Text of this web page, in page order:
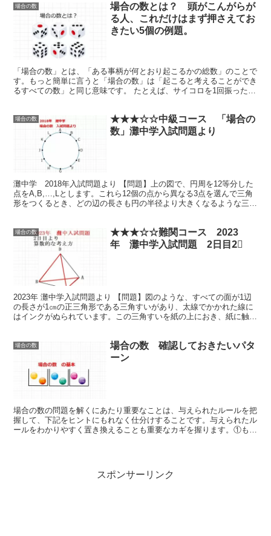
場合の数
場合の数とは？ 頭がこんがらが
る人、これだけはまず押さえてお
きたい5個の例題。
「場合の数」とは、「ある事柄が何とおり起こるかの総数」のことで
す。もっと簡単に言うと「場合の数」は「起こると考えることができ
るすべての数」と同じ意味です。 たとえば、サイコロを1回振った時
場合の数
★★★☆☆中級コース 「場合の
数」灘中学入試問題より
灘中学 2018年入試問題より 【問題】上の図で、円周を12等分した
点をA,B,…,Lとします。これら12個の点から異なる3点を選んで三角
形をつくるとき、どの辺の長さも円の半径より大きくなるような三角
場合の数
★★★☆☆難関コース 2023
年 灘中学入試問題 2日目2⃣
2023年 灘中学入試問題より 【問題】図のような、すべての面が1辺
の長さが1㎝の正三角形である三角すいがあり、太線でかかれた線に
はインクがぬられています。この三角すいを紙の上におき、紙に触れ
場合の数
場合の数 確認しておきたいパタ
ーン
場合の数の問題を解くにあたり重要なことは、与えられたルールを把
握して、下記をヒントにもれなく仕分けすることです。与えられたル
ールをわかりやすく置き換えることも重要なカギを握ります。①もれ
スポンサーリンク